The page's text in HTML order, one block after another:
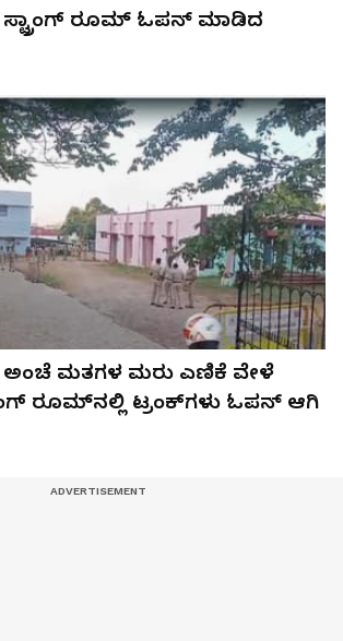
ಸ್ಟ್ರಾಂಗ್ ರೂಮ್ ಓಪನ್ ಮಾಡಿದ
ಅಂಚೆ ಮತಗಳ ಮರು ಎಣಿಕೆ ವೇಳೆ
ರೂಮ್‌ನಲ್ಲಿ ಟ್ರಂಕ್‌ಗಳು ಓಪನ್ ಆಗಿ